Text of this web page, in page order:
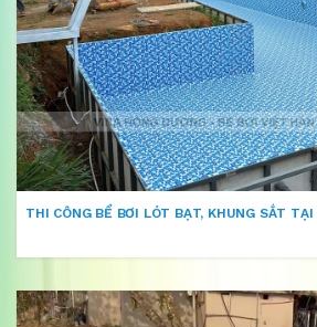
THI CÔNG BỂ BƠI LÓT BẠT, KHUNG SẮT